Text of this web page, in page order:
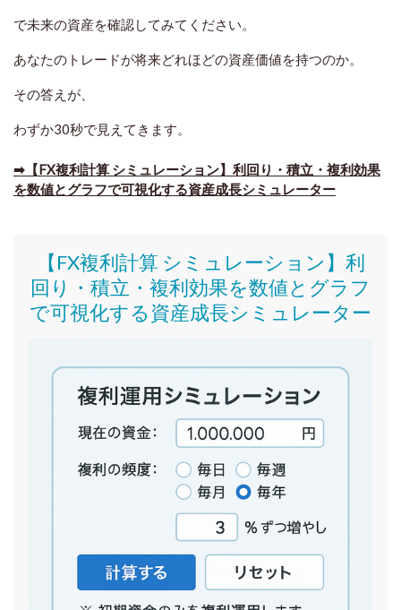
で未来の資産を確認してみてください。
あなたのトレードが将来どれほどの資産価値を持つのか。
その答えが、
わずか30秒で見えてきます。
➡【FX複利計算 シミュレーション】利回り・積立・複利効果
を数値とグラフで可視化する資産成長シミュレーター
【FX複利計算 シミュレーション】利
回り・積立・複利効果を数値とグラフ
で可視化する資産成長シミュレーター